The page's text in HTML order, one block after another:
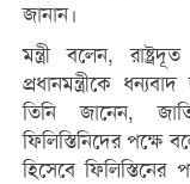
জানান।
মন্ত্রী বলেন,
প্রধানমন্ত্রীকে
তিনি জানেন,
ফিলিস্তিনিদের পক্ষে
হিসেবে